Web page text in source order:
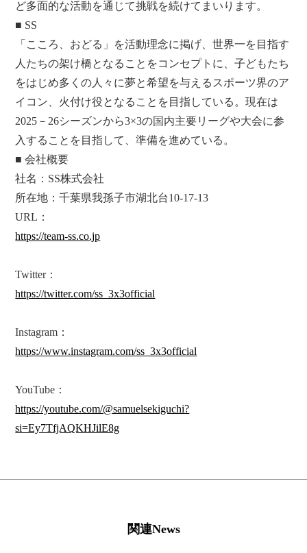
ど多面的な活動を通じて挑戦を続けてまいります。
■ SS
「こころ、おどる」を活動理念に掲げ、世界一を目指す
人たちの架け橋となることをコンセプトに、子どもたち
をはじめ多くの人々に夢と希望を与えるスポーツ界のア
イコン、火付け役となることを目指している。現在は
2025－26シーズンから3×3の国内主要リーグや大会に参
入することを目指して、準備を進めている。
■ 会社概要
社名：SS株式会社
所在地：千葉県我孫子市湖北台10-17-13
URL：
https://team-ss.co.jp
Twitter：
https://twitter.com/ss_3x3official
Instagram：
https://www.instagram.com/ss_3x3official
YouTube：
https://youtube.com/@samuelsekiguchi?
si=Ey7TfjAQKHJilE8g
関連News